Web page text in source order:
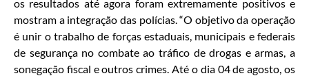
os resultados até agora foram extremamente positivos e
mostram a integração das polícias. “O objetivo da operação
é unir o trabalho de forças estaduais, municipais e federais
de segurança no combate ao tráfico de drogas e armas, a
sonegação fiscal e outros crimes. Até o dia 04 de agosto, os